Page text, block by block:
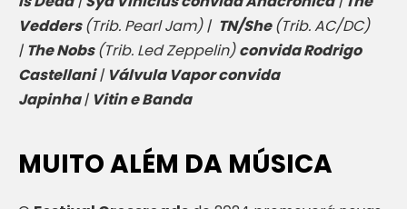
Vedders(Trib. Pearl Jam) | TN/She(Trib. AC/DC)
| The Nobs(Trib. Led Zeppelin)convida Rodrigo
Castellani| Válvula Vapor convida
Japinha| Vitin e Banda
MUITO ALÉM DA MÚSICA